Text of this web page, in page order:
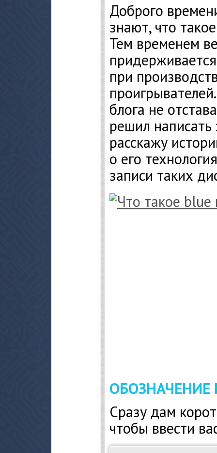
Доброго
знают, что
Тем временем
при
блога не
решил написать
расскажу
о его
записи таких
ОБОЗНАЧЕНИЕ
Сразу дам
чтобы ввести